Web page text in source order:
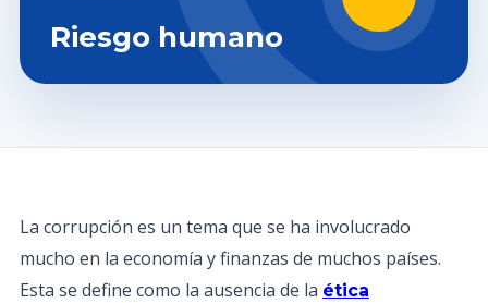
Riesgo humano
La corrupción es un tema que se ha involucrado
mucho en la economía y finanzas de muchos países.
Esta se define como la ausencia de la ética